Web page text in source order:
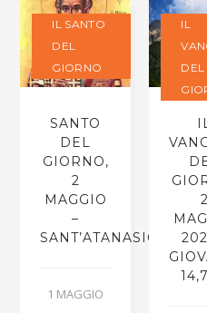
IL SANTO
DEL
GIORNO
SANTO
DEL
GIORNO,
2
MAGGIO
–
SANT’ATANASIO
1 MAGGIO
IL
DEL
2